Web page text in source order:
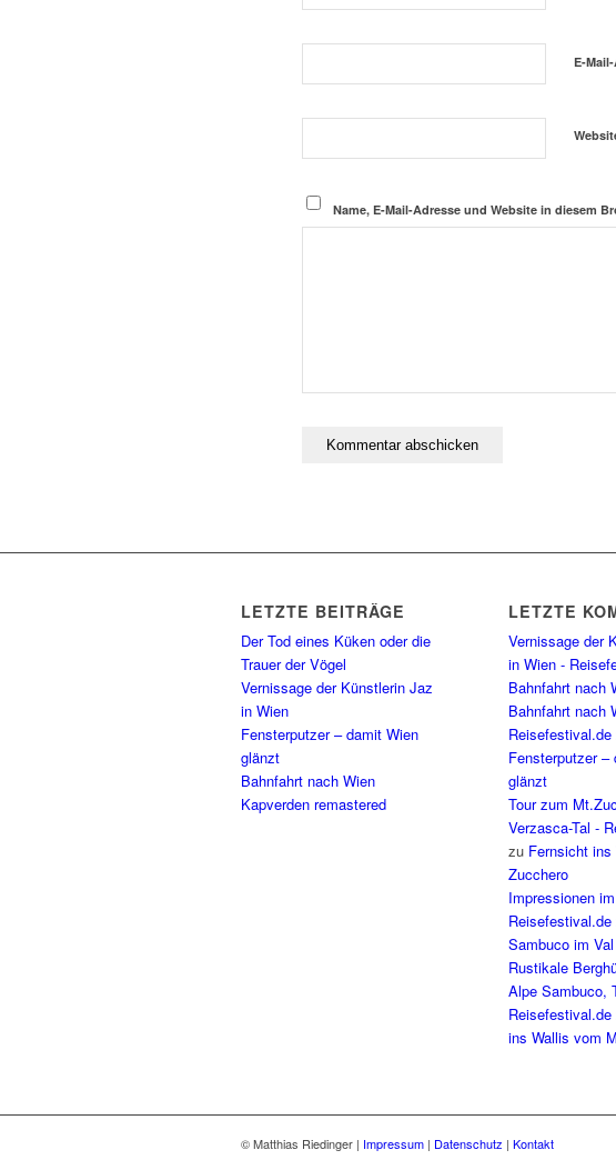
E-
Name, E-Mail-Adresse und Website in diesem
LETZTE BEITRÄGE
Der Tod eines Küken oder die
Trauer der Vögel
Vernissage der Künstlerin Jaz
in Wien
Fensterputzer – damit Wien
glänzt
Bahnfahrt nach Wien
Kapverden remastered
LETZTE
Vernissage der
in Wien -
Bahnfahrt nach
Bahnfahrt nach
Reisefestival.de
Fensterputzer –
glänzt
Tour zum
Verzasca-Tal -
zu Fernsicht
Zucchero
Impressionen
Reisefestival.de
Sambuco im Val
Rustikale
Alpe Sambuco,
Reisefestival.de
ins Wallis vom
© Matthias Riedinger | Impressum | Datenschutz | Kontakt